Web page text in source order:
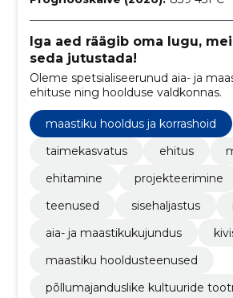
Iga aed räägib oma lugu,
seda jutustada!
Oleme spetsialiseerunud aia- ja
ehituse ning hoolduse valdkonnas.
maastiku hooldus ja korrashoid
taimekasvatus
ehitus
ehitamine
projekteerimine
teenused
sisehaljastus
aia- ja maastikukujundus
maastiku hooldusteenused
põllumajanduslike kultuuride